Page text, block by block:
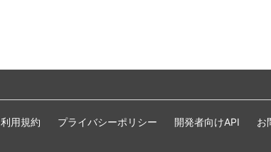
利用規約 プライバシーポリシー 開発者向けAPI お